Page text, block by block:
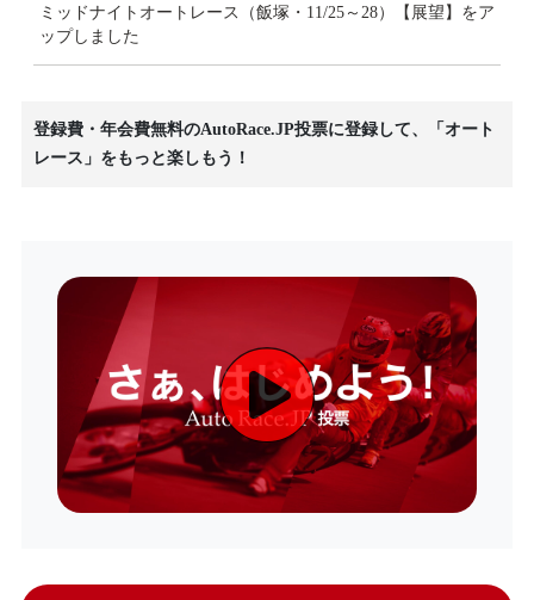
ミッドナイトオートレース（飯塚・11/25～28）【展望】をア
ップしました
登録費・年会費無料のAutoRace.JP投票に登録して、「オート
レース」をもっと楽しもう！